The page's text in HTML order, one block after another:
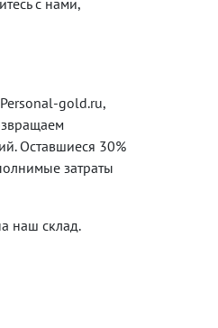
с нами,
gold.ru,
Оставшиеся 30%
затраты
наш склад.